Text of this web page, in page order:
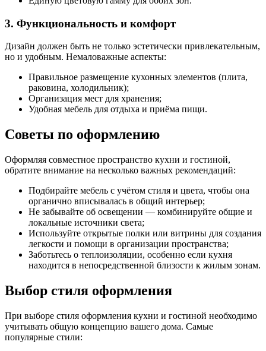
3. Функциональность и комфорт
Дизайн должен быть не только эстетически привлекательным,
но и удобным. Немаловажные аспекты:
Правильное размещение кухонных элементов (плита,
раковина, холодильник);
Организация мест для хранения;
Удобная мебель для отдыха и приёма пищи.
Советы по оформлению
Оформляя совместное пространство кухни и гостиной,
обратите внимание на несколько важных рекомендаций:
Подбирайте мебель с учётом стиля и цвета, чтобы она
органично вписывалась в общий интерьер;
Не забывайте об освещении — комбинируйте общие и
локальные источники света;
Используйте открытые полки или витрины для создания
легкости и помощи в организации пространства;
Заботьтесь о теплоизоляции, особенно если кухня
находится в непосредственной близости к жилым зонам.
Выбор стиля оформления
При выборе стиля оформления кухни и гостиной необходимо
учитывать общую концепцию вашего дома. Самые
популярные стили: